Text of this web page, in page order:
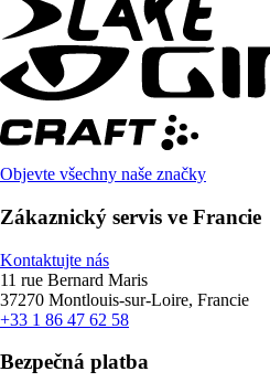
Objevte všechny naše značky
Zákaznický servis ve Francie
Kontaktujte nás
11 rue Bernard Maris
37270 Montlouis-sur-Loire, Francie
+33 1 86 47 62 58
Bezpečná platba